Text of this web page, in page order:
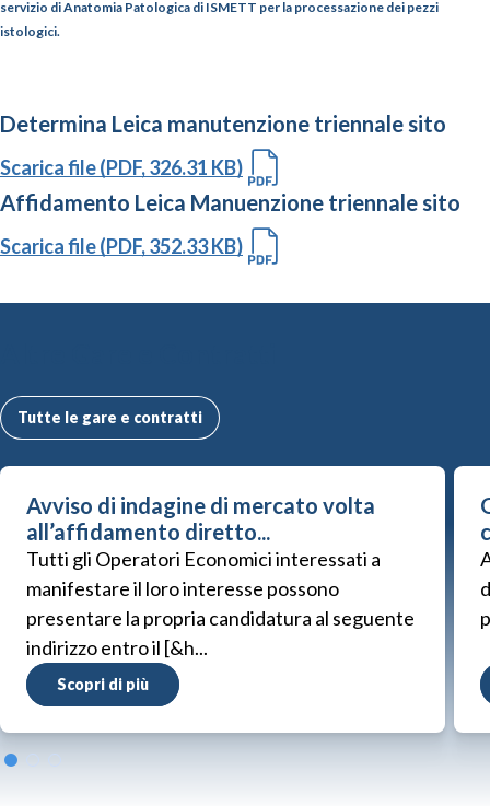
servizio di Anatomia Patologica di ISMETT per la processazione dei pezzi
istologici.
Determina Leica manutenzione triennale sito
Scarica file (PDF, 326.31 KB)
Affidamento Leica Manuenzione triennale sito
Scarica file (PDF, 352.33 KB)
Tutte le gare e contratti
Avviso di indagine di mercato volta
all’affidamento diretto...
Tutti gli Operatori Economici interessati a
manifestare il loro interesse possono
presentare la propria candidatura al seguente
indirizzo entro il [&h...
Scopri di più